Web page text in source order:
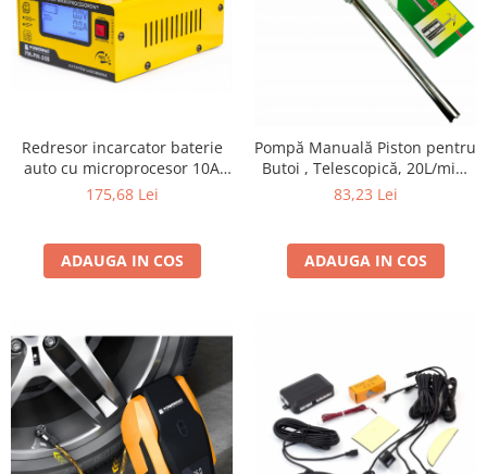
Redresor incarcator baterie
auto cu microprocesor 10A
220V 12-24V
175,68 Lei
ADAUGA IN COS
Pompă Manuală Piston pentru
Butoi , Telescopică, 20L/min,
pentru Ulei și Combustibil
83,23 Lei
ADAUGA IN COS